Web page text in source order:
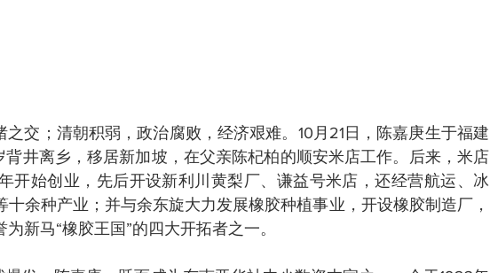
之交；清朝积弱，政治腐败，经济艰难。10月21日，陈嘉庚生于福建
背井离乡，移居新加坡，在父亲陈杞柏的顺安米店工作。后来，米店
开始创业，先后开设新利川黄梨厂、谦益号米店，还经营航运、冰
余种产业；并与余东旋大力发展橡胶种植事业，开设橡胶制造厂，
新马“橡胶王国”的四大开拓者之一。